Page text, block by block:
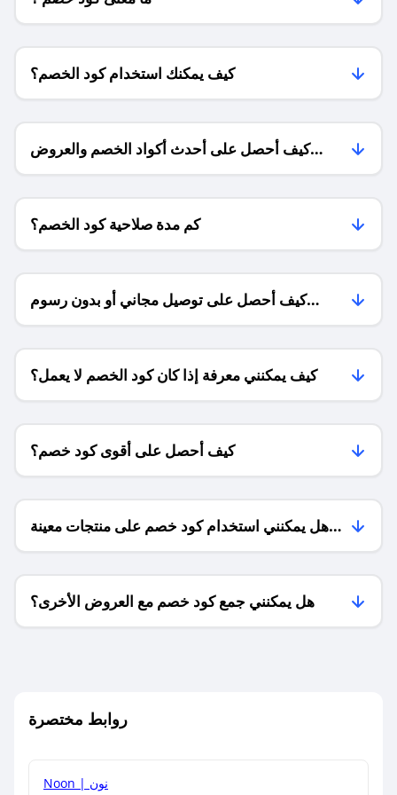
كيف يمكنك استخدام كود الخصم؟
كيف أحصل على أحدث أكواد الخصم والعروض
للمتاجر؟
كم مدة صلاحية كود الخصم؟
كيف أحصل على توصيل مجاني أو بدون رسوم
الشحن ؟
كيف يمكنني معرفة إذا كان كود الخصم لا يعمل؟
كيف أحصل على أقوى كود خصم؟
هل يمكنني استخدام كود خصم على منتجات معينة
فقط؟
هل يمكنني جمع كود خصم مع العروض الأخرى؟
روابط مختصرة
Noon | نون